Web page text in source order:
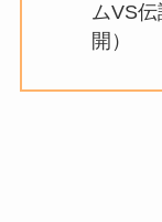
ムVS
開）